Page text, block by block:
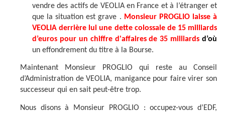
vendre des actifs de VEOLIA en France et à l’étranger et
que la situation est grave . Monsieur PROGLIO laisse à
VEOLIA derrière lui une dette colossale de 15 milliards
d’euros pour un chiffre d'affaires de 35 milliards d’où
un effondrement du titre à la Bourse.
Maintenant Monsieur PROGLIO qui reste au Conseil
d’Administration de VEOLIA, manigance pour faire virer son
successeur qui en sait peut-être trop.
Nous disons à Monsieur PROGLIO : occupez-vous d’EDF,